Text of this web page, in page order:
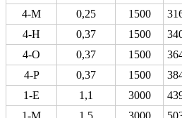
4-М
0,25 1500
4-Н
0,37 1500
4-О
0,37 1500
4-Р
0,37 1500
1-Е
1,1 3000
1-М
1,5 3000